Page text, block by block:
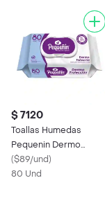
$ 7120
Toallas Humedas
Pequenin Dermo
Proteccion
($89/und)
80 Und